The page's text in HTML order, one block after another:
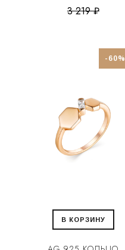
3 219 ₽
-60%
В КОРЗИНУ